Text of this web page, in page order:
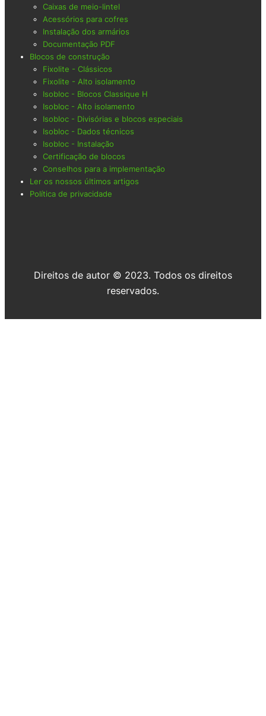
Caixas de meio-lintel
Acessórios para cofres
Instalação dos armários
Documentação PDF
Blocos de construção
Fixolite - Clássicos
Fixolite - Alto isolamento
Isobloc - Blocos Classique H
Isobloc - Alto isolamento
Isobloc - Divisórias e blocos especiais
Isobloc - Dados técnicos
Isobloc - Instalação
Certificação de blocos
Conselhos para a implementação
Ler os nossos últimos artigos
Política de privacidade
Direitos de autor © 2023. Todos os direitos
reservados.